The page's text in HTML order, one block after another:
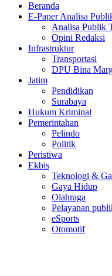
Beranda
E-Paper Analisa
Analisa Publik
Opini Redaksi
Infrastruktur
Transportasi
DPU Bina
Jatim
Pendidikan
Surabaya
Hukum Kriminal
Pemerintahan
Pelindo
Politik
Peristiwa
Ekbis
Teknologi &
Gaya Hidup
Olahraga
Pelayanan
eSports
Otomotif